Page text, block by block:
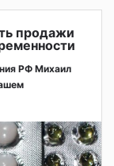
продажи
РФ Михаил